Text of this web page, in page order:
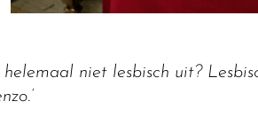
helemaal niet lesbisch uit?